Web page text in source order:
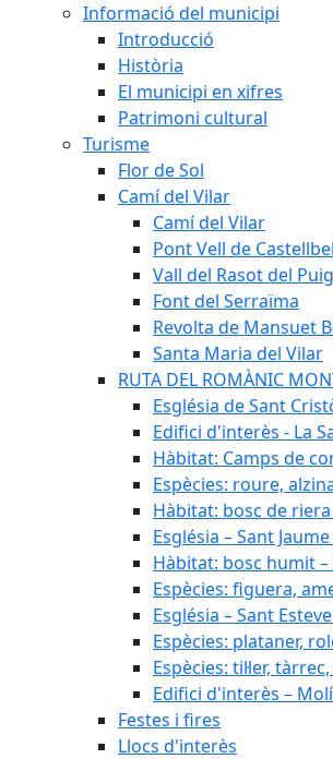
Informació del municipi
Introducció
Història
El municipi en xifres
Patrimoni cultural
Turisme
Flor de Sol
Camí del Vilar
Camí del Vilar
Pont Vell de
Vall del Rasot del Puig
Font del Serraïma
Revolta de Mansuet
Santa Maria del Vilar
RUTA DEL ROMÀNIC
Església de Sant
Edifici d'interès - La
Hàbitat: Camps de
Espècies: roure,
Hàbitat: bosc de
Església – Sant
Hàbitat: bosc humit
Espècies: figuera,
Església – Sant
Espècies: plataner,
Espècies: til·ler,
Edifici d'interès –
Festes i fires
Llocs d'interès